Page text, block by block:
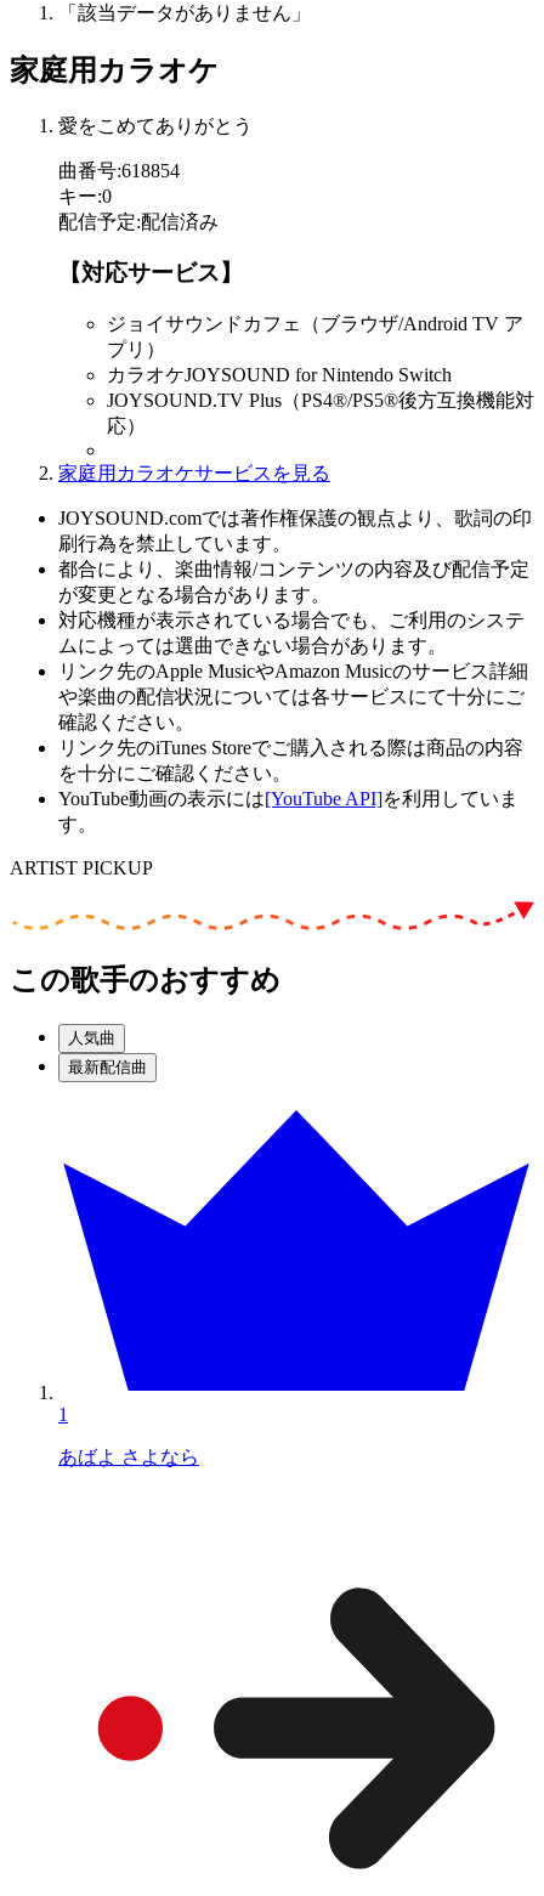
「該当データがありません」
家庭用カラオケ
愛をこめてありがとう
曲番号:618854
キー:0
配信予定:配信済み
【対応サービス】
ジョイサウンドカフェ（ブラウザ/Android TV ア
プリ）
カラオケJOYSOUND for Nintendo Switch
JOYSOUND.TV Plus（PS4®/PS5®後方互換機能対
応）
家庭用カラオケサービスを見る
JOYSOUND.comでは著作権保護の観点より、歌詞の印
刷行為を禁止しています。
都合により、楽曲情報/コンテンツの内容及び配信予定
が変更となる場合があります。
対応機種が表示されている場合でも、ご利用のシステ
ムによっては選曲できない場合があります。
リンク先のApple MusicやAmazon Musicのサービス詳細
や楽曲の配信状況については各サービスにて十分にご
確認ください。
リンク先のiTunes Storeでご購入される際は商品の内容
を十分にご確認ください。
YouTube動画の表示には[YouTube API]を利用していま
す。
ARTIST PICKUP
この歌手のおすすめ
人気曲
最新配信曲
1
あばよ さよなら